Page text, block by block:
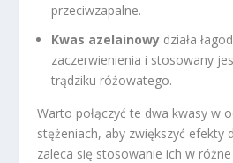
przeciwzapalne.
Kwas azelainowy działa
zaczerwienienia i stosowany
trądziku różowatego.
Warto połączyć te dwa kwasy w
stężeniach, aby zwiększyć efekty
zaleca się stosowanie ich w